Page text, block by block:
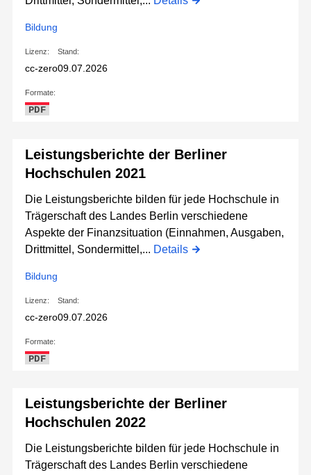
Bildung
Lizenz:
cc-zero
Stand:
09.07.2026
Formate:
PDF
Leistungsberichte der Berliner
Hochschulen 2021
Die Leistungsberichte bilden für jede Hochschule in
Trägerschaft des Landes Berlin verschiedene
Aspekte der Finanzsituation (Einnahmen, Ausgaben,
Drittmittel, Sondermittel,... Details
Bildung
Lizenz:
cc-zero
Stand:
09.07.2026
Formate:
PDF
Leistungsberichte der Berliner
Hochschulen 2022
Die Leistungsberichte bilden für jede Hochschule in
Trägerschaft des Landes Berlin verschiedene